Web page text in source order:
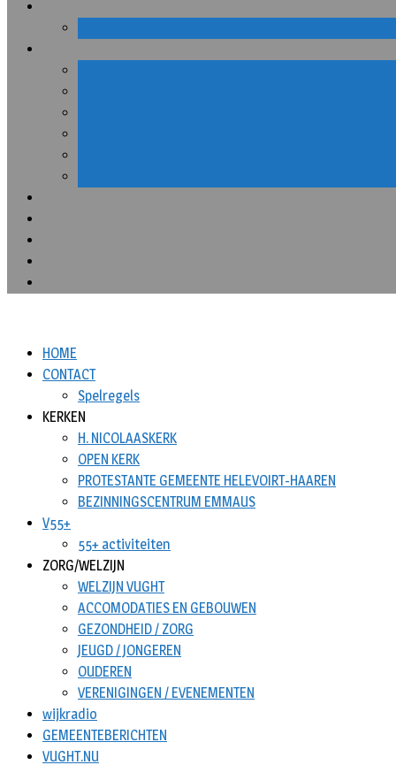
HOME
CONTACT
Spelregels
KERKEN
H. NICOLAASKERK
OPEN KERK
PROTESTANTE GEMEENTE HELEVOIRT-HAAREN
BEZINNINGSCENTRUM EMMAUS
V55+
55+ activiteiten
ZORG/WELZIJN
WELZIJN VUGHT
ACCOMODATIES EN GEBOUWEN
GEZONDHEID / ZORG
JEUGD / JONGEREN
OUDEREN
VERENIGINGEN / EVENEMENTEN
wijkradio
GEMEENTEBERICHTEN
VUGHT.NU